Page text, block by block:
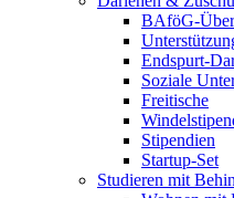
BAföG-
Endspurt-
Soziale
Freitische
Stipendien
Startup-Set
Studieren mit